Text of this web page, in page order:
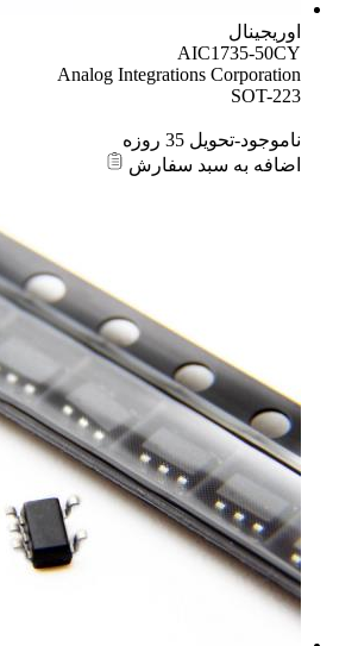
اوریجینال
AIC1735-50CY
Analog Integrations Corporation
SOT-223
ناموجود-تحویل 35 روزه
اضافه به سبد سفارش